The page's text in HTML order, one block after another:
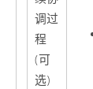
调过
程
(可
选)